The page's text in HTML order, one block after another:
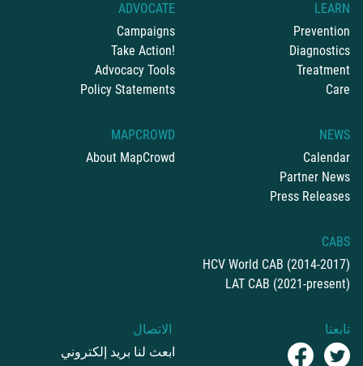
LEARN
Prevention
Diagnostics
Treatment
Care
ADVOCATE
Campaigns
Take Action!
Advocacy Tools
Policy Statements
NEWS
Calendar
Partner News
Press Releases
MAPCROWD
About MapCrowd
CABS
HCV World CAB (2014-2017)
LAT CAB (2021-present)
تابعنا
الاتصال
ابعث لنا بريد إلكتروني